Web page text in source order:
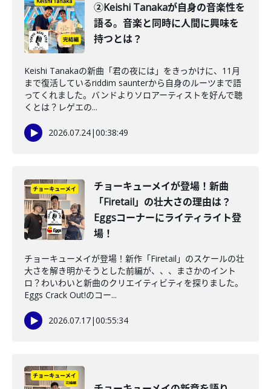
②Keishi Tanakaが自身の音楽性を
語る。音楽と同時に人間に興味を
持つとは？
Keishi Tanakaの新曲「君の夜には」をきっかけに、11月
まで復活しているriddim saunterから自身のルーツまで語
ってくれました。バンドよりソロアーティストを好んで聴
くとは？レゲエの...
2026.07.24|00:38:49
チョーキューメイが登場！新曲
「Firetail」の壮大さの理由は？
Eggsコーナーにライティライト登
場！
チョーキューメイが登場！新作「Firetail」のスケールの壮
大さを解き明かそうとした前編が、、、まさかのイント
ロ？わいわいと新曲のクリエイティビティを探りました。
Eggs Crack Out!のコー...
2026.07.17|00:55:34